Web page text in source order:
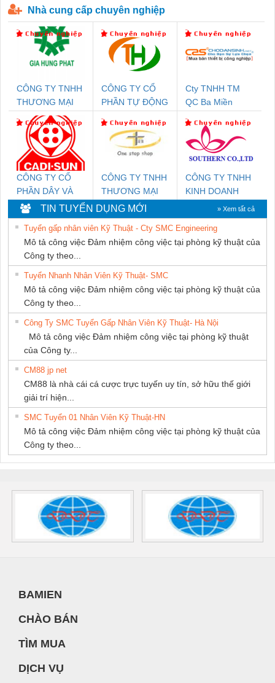
Nhà cung cấp chuyên nghiệp
CÔNG TY TNHH
THƯƠNG MẠI
DỊCH VỤ KỸ
THUẬT ĐIỆN CƠ
GIA HƯNG PHÁT
CÔNG TY CỔ
PHẦN TỰ ĐỘNG
Cty TNHH TM
QC Ba Miền
CÔNG TY CỔ
PHẦN DÂY VÀ
CÁP ĐIỆN
THƯỢNG ĐÌNH
CÔNG TY TNHH
THƯƠNG MẠI
THIÊN ÂN VIỆT
NAM
CÔNG TY TNHH
KINH DOANH
DỊCH VỤ XNK
PHƯƠNG NAM
TIN TUYỂN DỤNG MỚI » Xem tất cả
Tuyển gấp nhân viên Kỹ Thuật - Cty SMC Engineering
Mô tả công việc Đảm nhiệm công việc tại phòng kỹ thuật của
Công ty theo...
Tuyển Nhanh Nhân Viên Kỹ Thuật- SMC
Mô tả công việc Đảm nhiệm công việc tại phòng kỹ thuật của
Công ty theo...
Công Ty SMC Tuyển Gấp Nhân Viên Kỹ Thuật- Hà Nội
Mô tả công việc Đảm nhiệm công việc tại phòng kỹ thuật
của Công ty...
CM88 jp net
CM88 là nhà cái cá cược trực tuyến uy tín, sở hữu thế giới
giải trí hiện...
SMC Tuyển 01 Nhân Viên Kỹ Thuật-HN
Mô tả công việc Đảm nhiệm công việc tại phòng kỹ thuật của
Công ty theo...
BAMIEN
CHÀO BÁN
TÌM MUA
DỊCH VỤ